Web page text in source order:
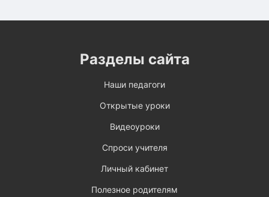
Разделы сайта
Наши педагоги
Открытые уроки
Видеоуроки
Спроси учителя
Личный кабинет
Полезное родителям